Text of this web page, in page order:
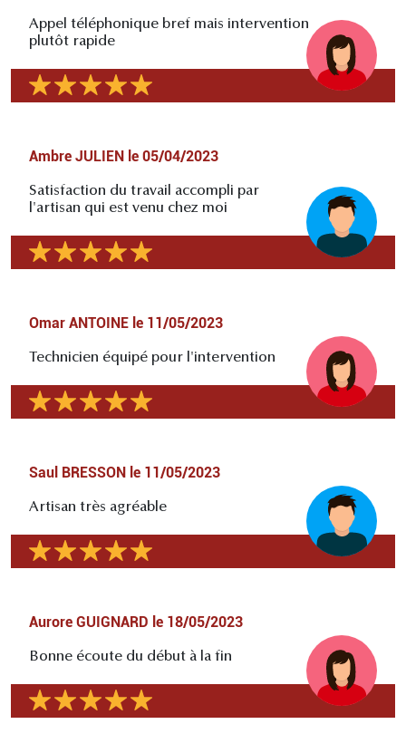
Appel téléphonique bref mais intervention
plutôt rapide
Ambre JULIEN le 05/04/2023
Satisfaction du travail accompli par
l'artisan qui est venu chez moi
Omar ANTOINE le 11/05/2023
Technicien équipé pour l'intervention
Saul BRESSON le 11/05/2023
Artisan très agréable
Aurore GUIGNARD le 18/05/2023
Bonne écoute du début à la fin